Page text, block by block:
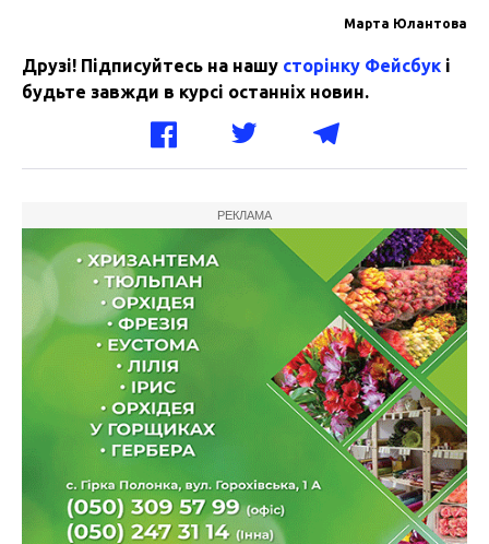
Марта Юлантова
Друзі! Підписуйтесь на нашу сторінку Фейсбук і
будьте завжди в курсі останніх новин.
РЕКЛАМА